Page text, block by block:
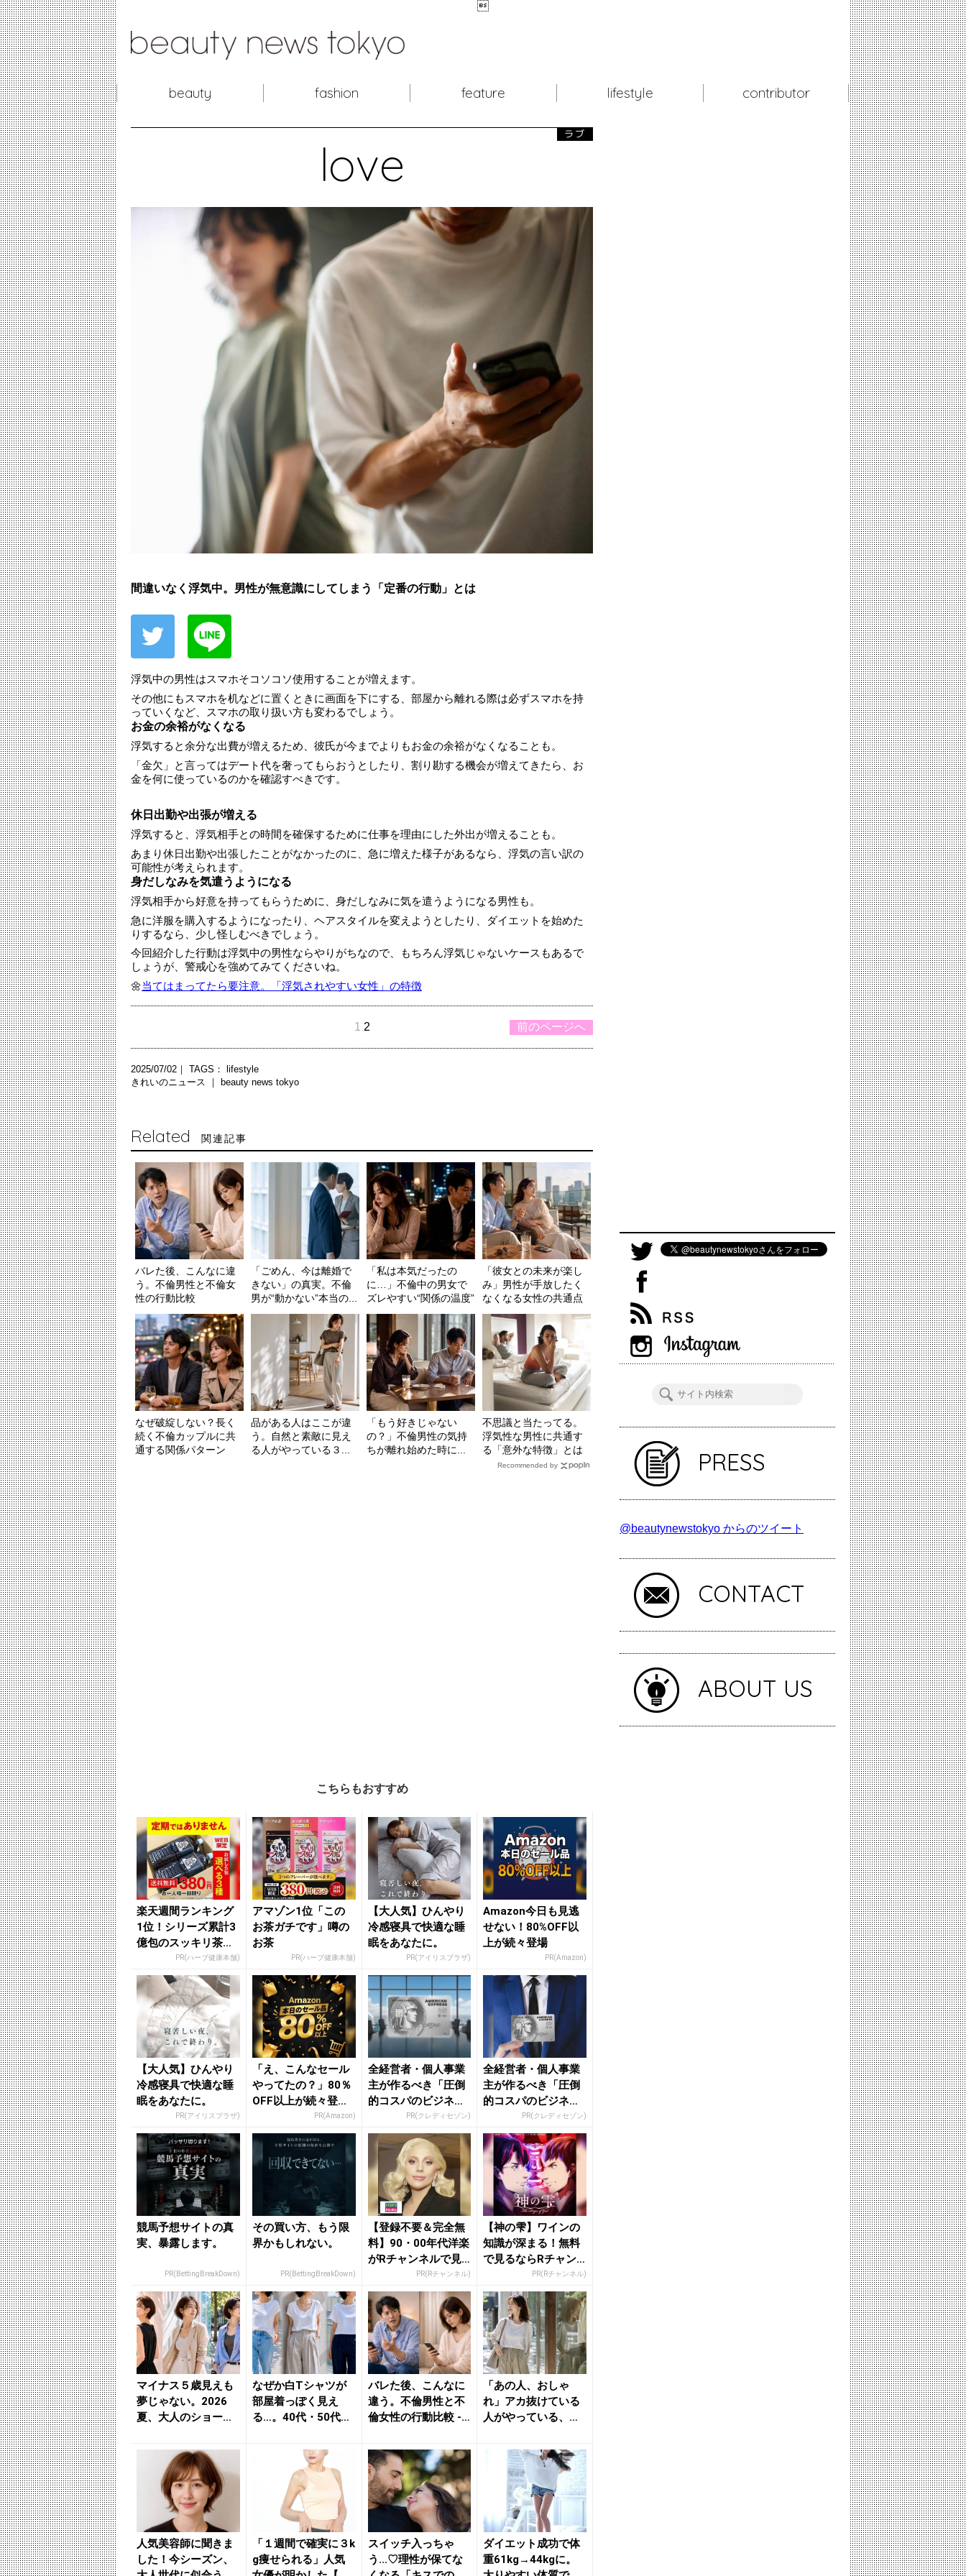

beauty fashion feature lifestyle contributor
love
ラブ
間違いなく浮気中。男性が無意識にしてしまう「定番の行動」とは
浮気中の男性はスマホそコソコソ使用することが増えます。
その他にもスマホを机などに置くときに画面を下にする、部屋から離れる際は必ずスマホを持
っていくなど、スマホの取り扱い方も変わるでしょう。
お金の余裕がなくなる
浮気すると余分な出費が増えるため、彼氏が今までよりもお金の余裕がなくなることも。
「金欠」と言ってはデート代を奢ってもらおうとしたり、割り勘する機会が増えてきたら、お
金を何に使っているのかを確認すべきです。
休日出勤や出張が増える
浮気すると、浮気相手との時間を確保するために仕事を理由にした外出が増えることも。
あまり休日出勤や出張したことがなかったのに、急に増えた様子があるなら、浮気の言い訳の
可能性が考えられます。
身だしなみを気遣うようになる
浮気相手から好意を持ってもらうために、身だしなみに気を遣うようになる男性も。
急に洋服を購入するようになったり、ヘアスタイルを変えようとしたり、ダイエットを始めた
りするなら、少し怪しむべきでしょう。
今回紹介した行動は浮気中の男性ならやりがちなので、もちろん浮気じゃないケースもあるで
しょうが、警戒心を強めてみてくださいね。
🌼当てはまってたら要注意。「浮気されやすい女性」の特徴
前のページへ
1 2
2025/07/02｜ TAGS：
lifestyle
きれいのニュース ｜
beauty news tokyo
Related 関連記事
バレた後、こんなに違
う。不倫男性と不倫女
性の行動比較
「ごめん、今は離婚で
きない」の真実。不倫
男が“動かない”本当の...
「私は本気だったの
に…」不倫中の男女で
ズレやすい“関係の温度”
「彼女との未来が楽し
み」男性が手放したく
なくなる女性の共通点
なぜ破綻しない？長く
続く不倫カップルに共
通する関係パターン
品がある人はここが違
う。自然と素敵に見え
る人がやっている３...
「もう好きじゃない
の？」不倫男性の気持
ちが離れ始めた時に...
不思議と当たってる。
浮気性な男性に共通す
る「意外な特徴」とは
Recommended by
こちらもおすすめ
楽天週間ランキング
1位！シリーズ累計3
億包のスッキリ茶。
380円でお試し
PR(ハーブ健康本舗)
アマゾン1位「この
お茶ガチです」噂の
お茶
PR(ハーブ健康本舗)
【大人気】ひんやり
冷感寝具で快適な睡
眠をあなたに。
PR(アイリスプラザ)
Amazon今日も見逃
せない！80%OFF以
上が続々登場
PR(Amazon)
【大人気】ひんやり
冷感寝具で快適な睡
眠をあなたに。
PR(アイリスプラザ)
「え、こんなセール
やってたの？」80％
OFF以上が続々登
場！Amazonの本気
が...
PR(Amazon)
全経営者・個人事業
主が作るべき「圧倒
的コスパのビジネス
カード」PR(クレディセゾン)
全経営者・個人事業
主が作るべき「圧倒
的コスパのビジネス
カード」PR(クレディセゾン)
競馬予想サイトの真
実、暴露します。
PR(BettingBreakDown)
その買い方、もう限
界かもしれない。
PR(BettingBreakDown)
【登録不要＆完全無
料】90・00年代洋楽
がRチャンネルで見
PR(Rチャンネル)
【神の雫】ワインの
知識が深まる！無料
で見るならRチャン
PR(Rチャンネル)
マイナス５歳見えも
夢じゃない。2026
夏、大人のショート
れ...
なぜか白Tシャツが
部屋着っぽく見え
る…。40代・50代が
バレた後、こんなに
違う。不倫男性と不
倫女性の行動比較 -
be...
「あの人、おしゃ
れ」アカ抜けている
人がやっている、た
慣” - ...
人気美容師に聞きま
した！今シーズン、
「１週間で確実に３k
g痩せられる」人気
スイッチ入っちゃ
う...♡理性が保てな
ダイエット成功で体
重61kg→44kgに。
PRESS
@beautynewstokyo からのツイート
CONTACT
ABOUT US